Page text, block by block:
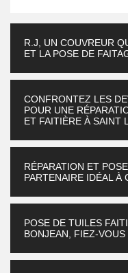
R.J, UN COUVREUR
ET LA POSE DE
CONFRONTEZ LES
POUR UNE
ET FAITIÈRE À SAINT
RÉPARATION ET
PARTENAIRE IDÉAL À
POSE DE TUILES
BONJEAN, FIEZ-VOUS